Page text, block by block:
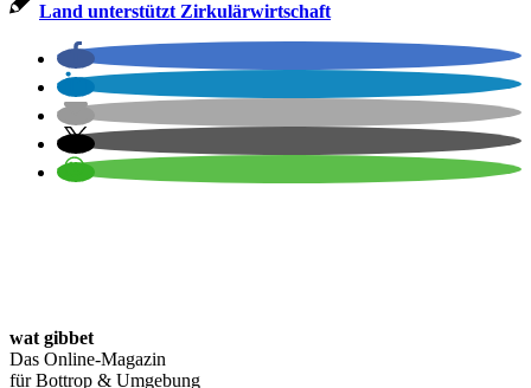
Land unterstützt Zirkulärwirtschaft
wat gibbet
Das Online-Magazin
für Bottrop & Umgebung